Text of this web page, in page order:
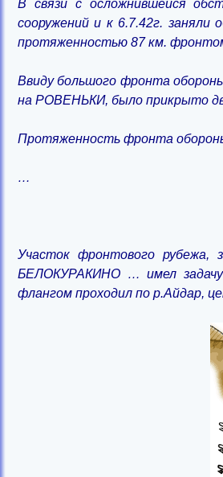
В связи с осложнившейся
сооружений и к 6.7.42г.
протяженностью 87 км.
Ввиду большого фронта
на РОВЕНЬКИ, было прикрыто
Протяженность фронта
…
Участок фронтового
БЕЛОКУРАКИНО … имел
флангом проходил по р.Айдар,